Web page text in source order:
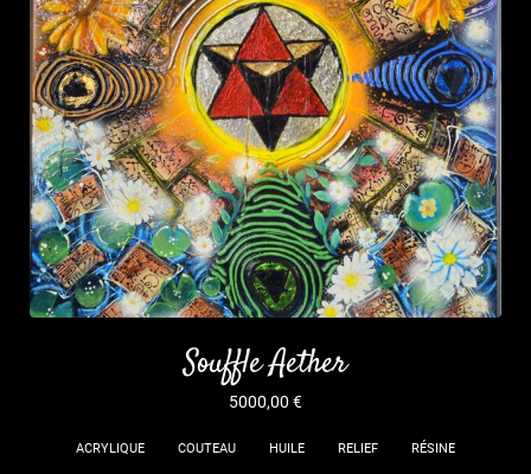
Souffle Aether
5000,00 €
ACRYLIQUE COUTEAU HUILE RELIEF RÉSINE